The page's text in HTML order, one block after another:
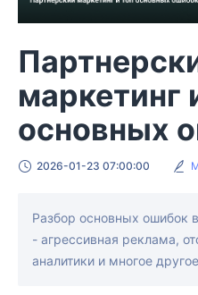
маркетинг
основных
2026-01-23 07:00:00
Разбор основных ошибок
- агрессивная реклама,
аналитики и многое